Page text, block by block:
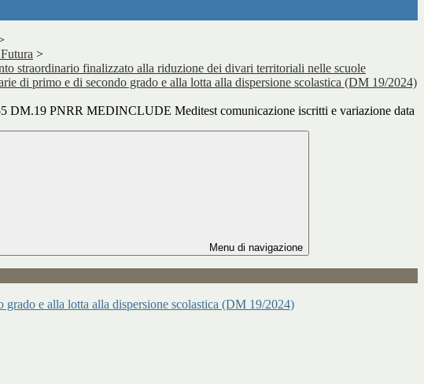
>
straordinario finalizzato alla riduzione dei divari territoriali nelle scuole
di primo e di secondo grado e alla lotta alla dispersione scolastica (DM 19/2024)
DM.19 PNRR MEDINCLUDE Meditest comunicazione iscritti e variazione data
Menu di navigazione
e alla lotta alla dispersione scolastica (DM 19/2024)